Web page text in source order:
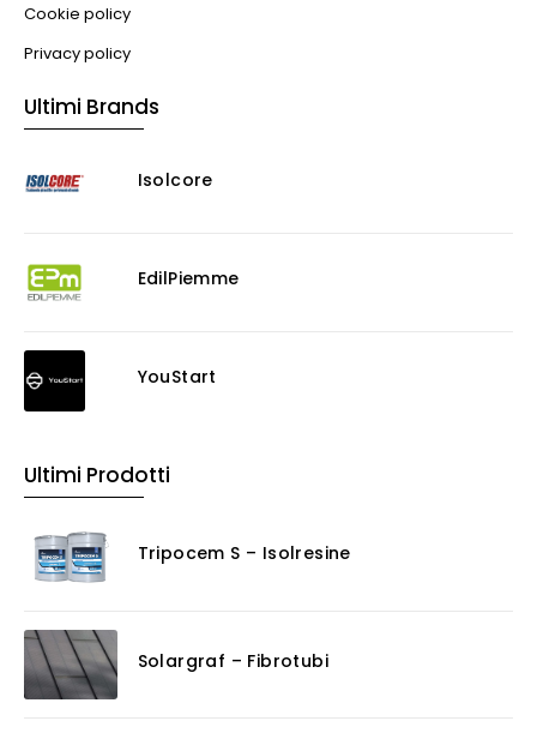
Cookie policy
Privacy policy
Ultimi Brands
Isolcore
EdilPiemme
YouStart
Ultimi Prodotti
Tripocem S – Isolresine
Solargraf – Fibrotubi